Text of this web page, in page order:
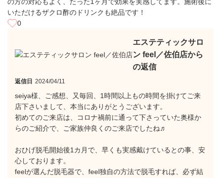
いただけるザクロ酢のドリンクも絶品です！
0
エステティックサロ
ン feel／佐伯店から
の返信
返信日 2024/04/11
seiya様、ご感想、又毎回、1時間以上もの時間を掛けてご来
店下さいまして、本当にありがとうございます。
初めてのご来店は、コロナ禍前に通って下さっていた奥様か
らのご紹介で、ご家族仲良くのご来店でしたね♬
おひげ脱毛開始後1カ月で、早くも実感戴けているとの事、安
心しております。
feelが選んだ脱毛器で、feel独自の方法で脱毛すれば、必ず結